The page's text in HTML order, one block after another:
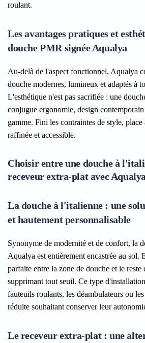
roulant.
Les avantages pratiques et
douche PMR signée Aqualya
Au-delà de l'aspect fonctionnel, Aqualya
douche modernes, lumineux et adaptés à
L'esthétique n'est pas sacrifiée : une
conjugue ergonomie, design
gamme. Fini les contraintes de style, place
raffinée et accessible.
Choisir entre une douche à
receveur extra-plat avec Aqualya
La douche à l'italienne : une
et hautement personnalisable
Synonyme de modernité et de confort, la
Aqualya est entièrement encastrée au
parfaite entre la zone de douche et le reste
supprimant tout seuil. Ce type
fauteuils roulants, les déambulateurs ou
réduite souhaitant conserver leur
Le receveur extra-plat : une